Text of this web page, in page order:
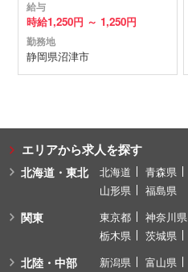
給与
時給1,250円 ～ 1,250円
勤務地
静岡県沼津市
エリアから求人を探す
北海道・東北 北海道 青森県
山形県
福島県
関東 東京都 神奈川県
栃木県
茨城県
北陸・中部 新潟県 富山県